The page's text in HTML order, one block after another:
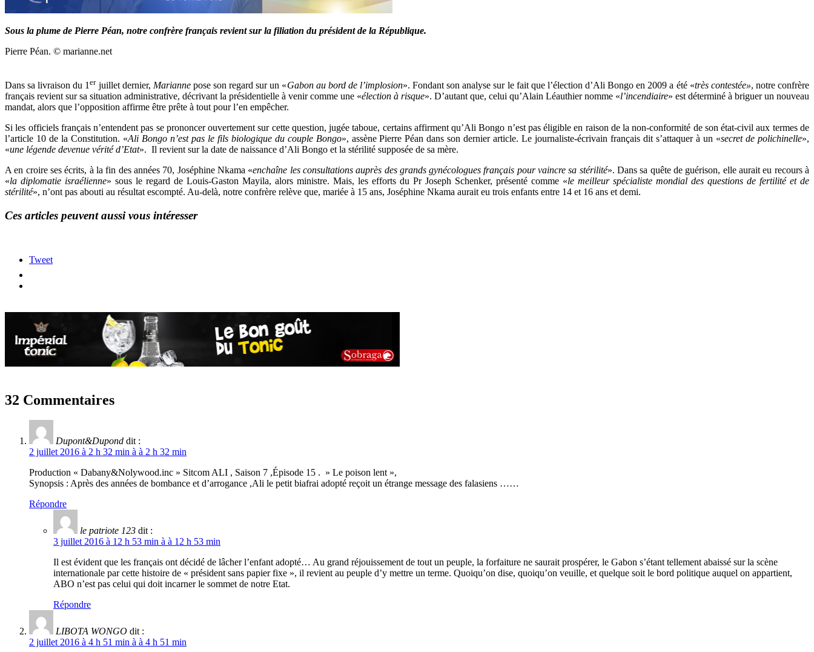
Sous la plume de Pierre Péan, notre confrère français revient sur la filiation du président de la République.
Pierre Péan. © marianne.net
Dans sa livraison du 1erjuillet dernier, Mariannepose son regard sur un «Gabon au bord de l’implosion». Fondant son analyse sur le fait que l’élection d’Ali Bongo en 2009 a été «très contestée», notre confrère
français revient sur sa situation administrative, décrivant la présidentielle à venir comme une «élection à risque». D’autant que, celui qu’Alain Léauthier nomme «l’incendiaire» est déterminé à briguer un nouveau
mandat, alors que l’opposition affirme être prête à tout pour l’en empêcher.
Si les officiels français n’entendent pas se prononcer ouvertement sur cette question, jugée taboue, certains affirment qu’Ali Bongo n’est pas éligible en raison de la non-conformité de son état-civil aux termes de
l’article 10 de la Constitution. «Ali Bongo n’est pas le fils biologique du couple Bongo», assène Pierre Péan dans son dernier article. Le journaliste-écrivain français dit s’attaquer à un «secret de polichinelle»,
«une légende devenue vérité d’Etat». Il revient sur la date de naissance d’Ali Bongo et la stérilité supposée de sa mère.
A en croire ses écrits, à la fin des années 70, Joséphine Nkama «enchaîne les consultations auprès des grands gynécologues français pour vaincre sa stérilité». Dans sa quête de guérison, elle aurait eu recours à
«la diplomatie israélienne» sous le regard de Louis-Gaston Mayila, alors ministre. Mais, les efforts du Pr Joseph Schenker, présenté comme «le meilleur spécialiste mondial des questions de fertilité et de
stérilité», n’ont pas abouti au résultat escompté. Au-delà, notre confrère relève que, mariée à 15 ans, Joséphine Nkama aurait eu trois enfants entre 14 et 16 ans et demi.
Ces articles peuvent aussi vous intéresser
Tweet
32 Commentaires
Dupont&Dupond dit :
2 juillet 2016 à 2 h 32 min à à 2 h 32 min
Production « Dabany&Nolywood.inc » Sitcom ALI , Saison 7 ,Épisode 15 . » Le poison lent »,
Synopsis : Après des années de bombance et d’arrogance ,Ali le petit biafrai adopté reçoit un étrange message des falasiens ……
Répondre
le patriote 123 dit :
3 juillet 2016 à 12 h 53 min à à 12 h 53 min
Il est évident que les français ont décidé de lâcher l’enfant adopté… Au grand réjouissement de tout un peuple, la forfaiture ne saurait prospérer, le Gabon s’étant tellement abaissé sur la scène
internationale par cette histoire de « président sans papier fixe », il revient au peuple d’y mettre un terme. Quoiqu’on dise, quoiqu’on veuille, et quelque soit le bord politique auquel on appartient,
ABO n’est pas celui qui doit incarner le sommet de notre Etat.
Répondre
LIBOTA WONGO dit :
2 juillet 2016 à 4 h 51 min à à 4 h 51 min